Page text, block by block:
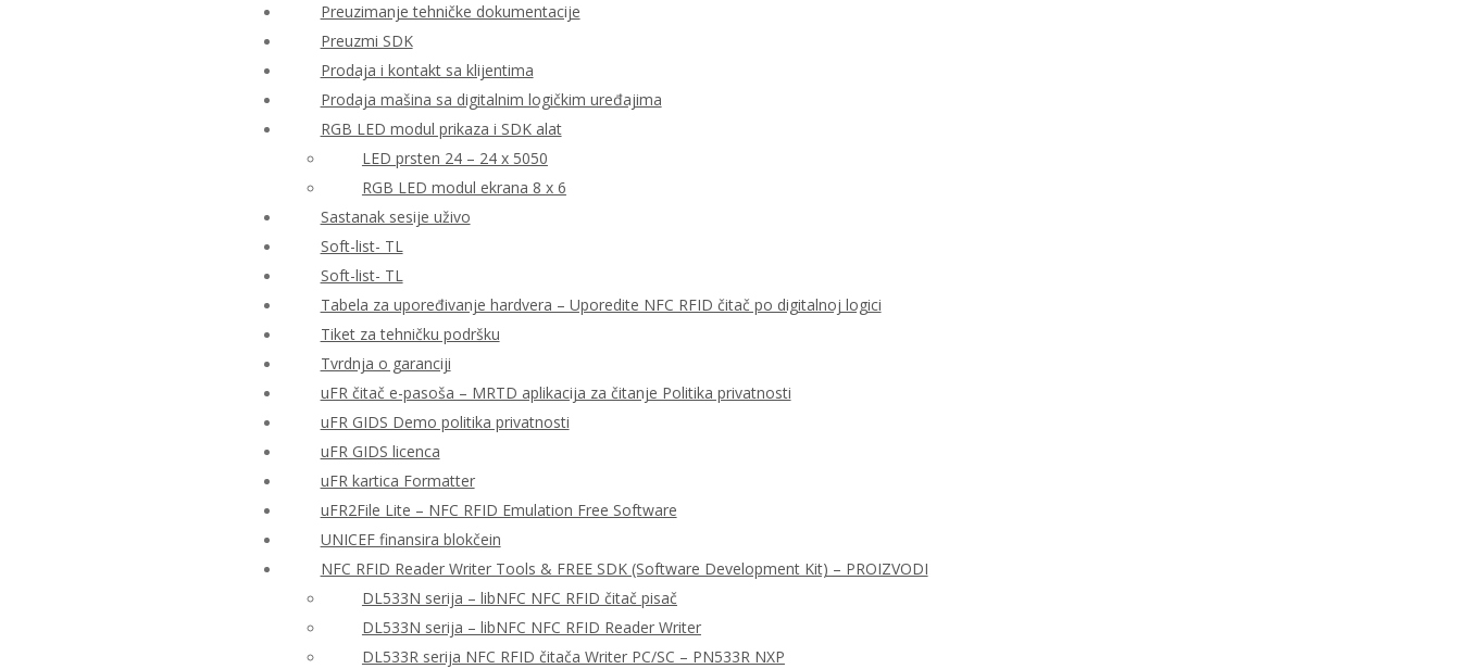
Preuzimanje tehničke dokumentacije
Preuzmi SDK
Prodaja i kontakt sa klijentima
Prodaja mašina sa digitalnim logičkim uređajima
RGB LED modul prikaza i SDK alat
LED prsten 24 – 24 x 5050
RGB LED modul ekrana 8 x 6
Sastanak sesije uživo
Soft-list- TL
Soft-list- TL
Tabela za upoređivanje hardvera – Uporedite NFC RFID čitač po digitalnoj logici
Tiket za tehničku podršku
Tvrdnja o garanciji
uFR čitač e-pasoša – MRTD aplikacija za čitanje Politika privatnosti
uFR GIDS Demo politika privatnosti
uFR GIDS licenca
uFR kartica Formatter
uFR2File Lite – NFC RFID Emulation Free Software
UNICEF finansira blokčein
NFC RFID Reader Writer Tools & FREE SDK (Software Development Kit) – PROIZVODI
DL533N serija – libNFC NFC RFID čitač pisač
DL533N serija – libNFC NFC RFID Reader Writer
DL533R serija NFC RFID čitača Writer PC/SC – PN533R NXP